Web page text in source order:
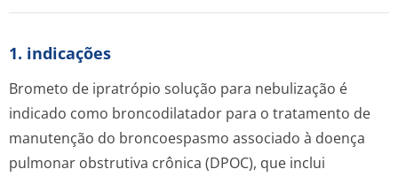
1. indicações
Brometo de ipratrópio solução para nebulização é
indicado como broncodilatador para o tratamento de
manutenção do broncoespasmo associado à doença
pulmonar obstrutiva crônica (DPOC), que inclui